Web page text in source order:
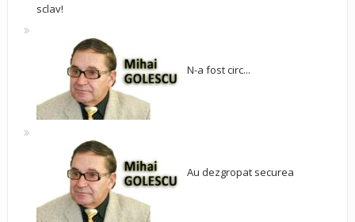
sclav!
N-a fost circ...
Au dezgropat securea